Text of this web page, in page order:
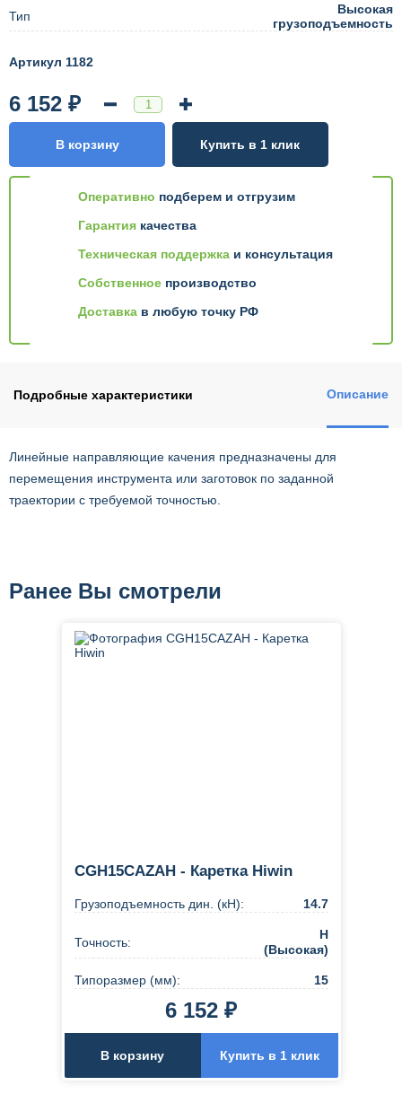
Тип
Высокая
грузоподъемность
Артикул 1182
Оперативно подберем и отгрузим
Гарантия качества
Техническая поддержка и консультация
Собственное производство
Доставка в любую точку РФ
6 152 ₽
В корзину Купить в 1 клик
Подробные характеристики Описание
Линейные направляющие качения предназначены для
перемещения инструмента или заготовок по заданной
траектории с требуемой точностью.
Ранее Вы смотрели
CGH15CAZAH - Каретка Hiwin
Грузоподъемность дин. (кН): 14.7
Точность:
H
(Высокая)
Типоразмер (мм): 15
6 152 ₽
В корзину Купить в 1 клик